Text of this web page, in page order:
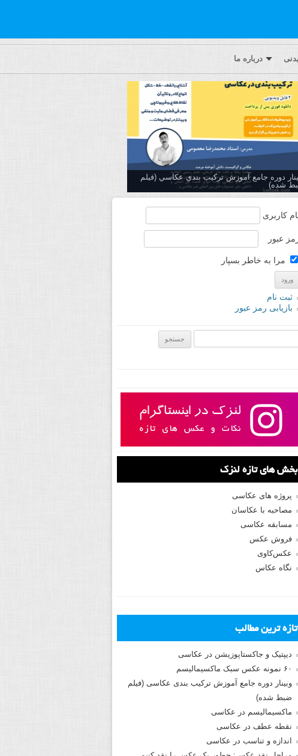
درباره ما
دوره جامع آموزش تركيب بندي عكاسي (فیلم
شده)
کاربری
عبور
مرا به خاطر بسپار
ثبت نام
بازیابی رمز عبور
بخش های تازه لنزک
پروژه های عکاسی
مصاحبه با عکاسان
مسابقه عکاسی
فروش عکس
عکس‌کاوی
نگاه عکاس
تازه ترین مطالب
دیپتیک و جاکستا‌پوزیشن در عکاسی
۶۰ نمونه عکس سبک ماکسیمالیسم
وبینار دوره جامع آموزش ترکیب بندی عکاسی (فیلم
ضبط شده)
ماکسیمالیسم در عکاسی
نقطه عطف در عکاسی
اندازه و تناسب در عکاسی